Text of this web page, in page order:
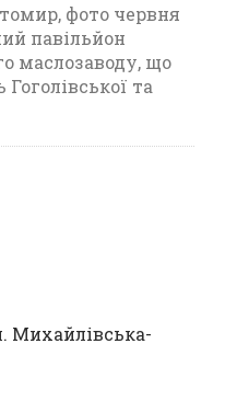
фото червня
павільйон
маслозаводу, що
та
Михайлівська-